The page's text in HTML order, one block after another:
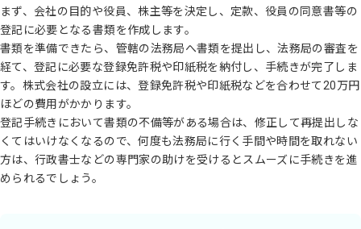
まず、会社の目的や役員、株主等を決定し、定款、役員の同意書等の
登記に必要となる書類を作成します。
書類を準備できたら、管轄の法務局へ書類を提出し、法務局の審査を
経て、登記に必要な登録免許税や印紙税を納付し、手続きが完了しま
す。株式会社の設立には、登録免許税や印紙税などを合わせて20万円
ほどの費用がかかります。
登記手続きにおいて書類の不備等がある場合は、修正して再提出しな
くてはいけなくなるので、何度も法務局に行く手間や時間を取れない
方は、行政書士などの専門家の助けを受けるとスムーズに手続きを進
められるでしょう。